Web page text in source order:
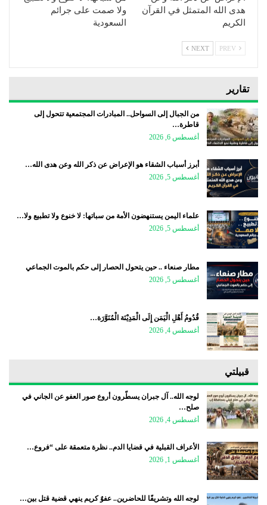
هدى الله المتمثل في القرآن
الكريم
ولا صمت على جرائم
السعودية
NEXT
تقارير
من الجبال إلى السواحل.. المبادرات المجتمعية تتحول إلى
قاطرة…
أغسطس 6, 2026
أبرز أسباب الشقاء هو الإعراض عن ذكر الله وعن هدى الله…
أغسطس 5, 2026
علماء اليمن يستنهضون الأمة من سباتها: لا خنوع ولا تطبيع ولا…
أغسطس 5, 2026
مطار صنعاء .. حين يتحول الحصار إلى حكم بالموت الجماعي
أغسطس 5, 2026
قُدُومُ أَهْلِ الْيَمَن إِلَى الْمَدِيْنَة الْمُنَوَّرَة…
أغسطس 4, 2026
قبيلتي
لوجه الله.. آل جبران يسطّرون أروع صور العفو عن الجاني في
صلح…
أغسطس 4, 2026
الأعراف القبلية في قضايا الدم.. نظرة متعمقة على “فروع…
أغسطس 1, 2026
لوجه الله وتشريفًا للحاضرين.. عفوٌ كريم ينهي قضية قتل بين…